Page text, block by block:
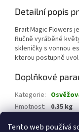
Tento web používá
Detailní popis
Brait Magic Flowers
Ručně vyráběné
skleničky s vonnou
kterou postupně
Doplňkové
Kategorie:
Hmotnost: 0.35 kg